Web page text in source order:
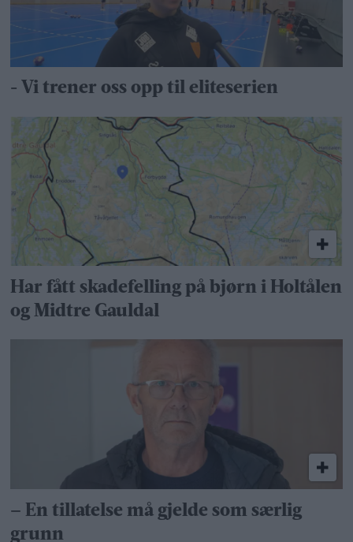
- Vi trener oss opp til eliteserien
Har fått skadefelling på bjørn i Holtålen
og Midtre Gauldal
– En tillatelse må gjelde som særlig
grunn